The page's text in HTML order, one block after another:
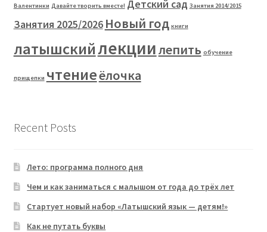
Валентинки Давайте творить вместе! Детский сад Занятия 2014/2015
Занятия 2025/2026 Новый год книги
латышскийлекциилепить обучение
прищепки чтениеёлочка
Recent Posts
Лето: программа полного дня
Чем и как заниматься с малышом от года до трёх лет
Стартует новый набор «Латышский язык — детям!»
Как не путать буквы